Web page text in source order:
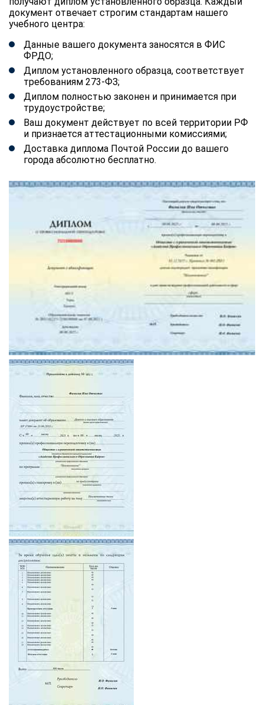
документ отвечает строгим стандартам нашего
учебного центра:
Данные вашего документа заносятся в ФИС
ФРДО;
Диплом установленного образца, соответствует
требованиям 273-ФЗ;
Диплом полностью законен и принимается при
трудоустройстве;
Ваш документ действует по всей территории РФ
и признается аттестационными комиссиями;
Доставка диплома Почтой России до вашего
города абсолютно бесплатно.